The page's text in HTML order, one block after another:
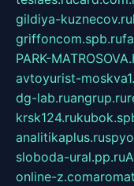
gildiya-kuznecov.ru
griffoncom.spb.ru
PARK-
avtoyurist-
dg-lab.ruangrup.ru
krsk124.ru
analitikaplus.ru
sloboda-ural.pp.ru
online-z.com